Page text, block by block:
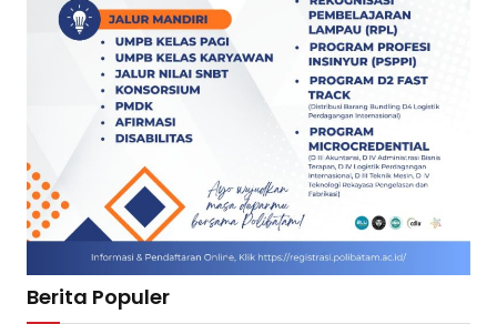
Berita Populer